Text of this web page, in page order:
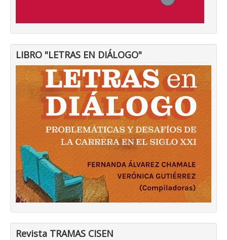
LIBRO "LETRAS EN DIÁLOGO"
Revista TRAMAS CISEN